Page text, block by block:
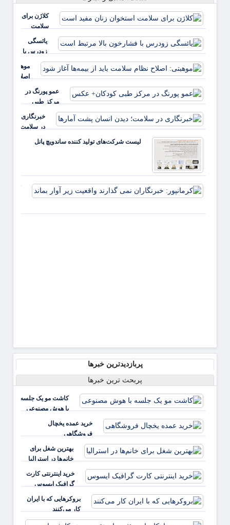
کلاژن برای
سلامت
استخوان
یائسگی
زودرس با
فشارخون
بالا مرتبط
موهبتی:
اصلاح
سلامت
بیمه‌ها
آغاز شود
عمو پورنگ در
مرکز طبی
کودکان+ عکس
خبرنگاری
در سلامت؛
دیدن
انسان
لیست شرکت‌های تولید کننده ساندویچ پانل
پربازدیدترین خبرها
پربحث ترین خبرها
کاشت مو یک جلسه
با هوش مصنوعی
خرید عمده یخچال
فروشگاهی
بهترین شغل برای
خانم‌ها در استرالیا
خرید اینترنتی کارت
گرافیک ایسوس
بروکرهایی‌ که با ایران
کار می‌کنند